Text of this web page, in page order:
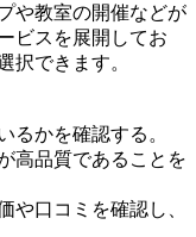
や教室の開催などが
ビスを展開してお
択できます。
るかを確認する。
高品質であることを
や口コミを確認し、